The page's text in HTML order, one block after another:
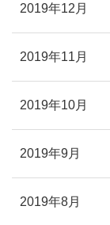
2019年12月
2019年11月
2019年10月
2019年9月
2019年8月